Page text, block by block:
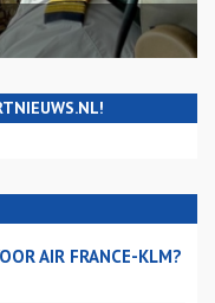
AIR FRANCE-KLM?